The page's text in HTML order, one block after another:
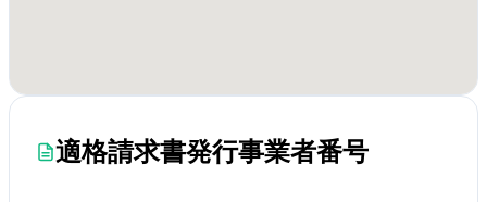
適格請求書発行事業者番号